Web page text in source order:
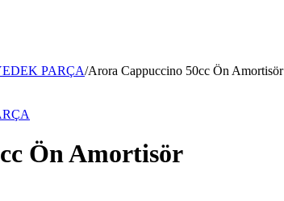
PARÇA/Arora Cappuccino 50cc Ön Amortisör
Ön Amortisör